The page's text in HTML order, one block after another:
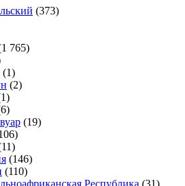
(373)
765)
(1)
(2)
(19)
(146)
(110)